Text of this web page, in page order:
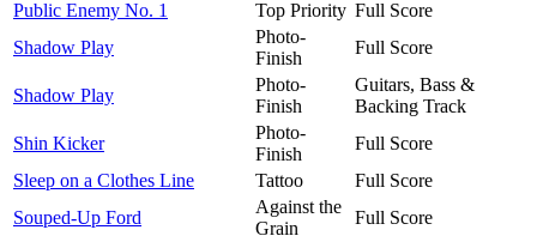
Public Enemy No. 1
Top Priority Full Score
Shadow Play
Photo-
Finish
Full Score
Shadow Play
Photo-
Finish
Guitars, Bass &
Backing Track
Shin Kicker
Photo-
Finish
Full Score
Sleep on a Clothes Line
Tattoo
Full Score
Souped-Up Ford
Against the
Grain
Full Score